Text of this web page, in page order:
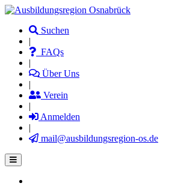
Direkt
Inhalt
Suchen
|
FAQs
|
Über Uns
|
Verein
|
Anmelden
|
mail@ausbildungsregion-os.de